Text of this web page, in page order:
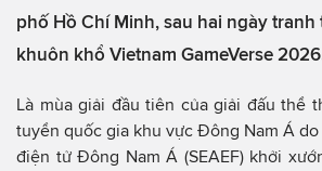
phố Hồ Chí Minh, sau hai ngày
khuôn khổ Vietnam GameVerse
Là mùa giải đầu tiên của giải đấu thể
tuyển quốc gia khu vực Đông Nam Á
điện tử Đông Nam Á (SEAEF) khởi